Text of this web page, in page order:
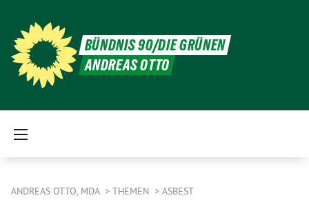
BÜNDNIS 90/DIE GRÜNEN
ANDREAS OTTO
ANDREAS OTTO, MDA THEMEN ASBEST